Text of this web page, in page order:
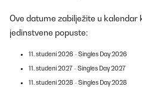
Ove datume zabilježite u kalendar
jedinstvene popuste:
11. studeni 2026 - Singles Day 2026
11. studeni 2027 - Singles Day 2027
11. studeni 2028 - Singles Day 2028